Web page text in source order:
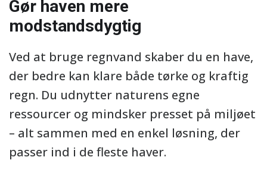
Gør haven mere
modstandsdygtig
Ved at bruge regnvand skaber du en have,
der bedre kan klare både tørke og kraftig
regn. Du udnytter naturens egne
ressourcer og mindsker presset på miljøet
– alt sammen med en enkel løsning, der
passer ind i de fleste haver.